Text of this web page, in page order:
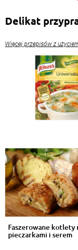
Delikat
Więcej przepisów z
Faszerowane kotlety
pieczarkami i serem